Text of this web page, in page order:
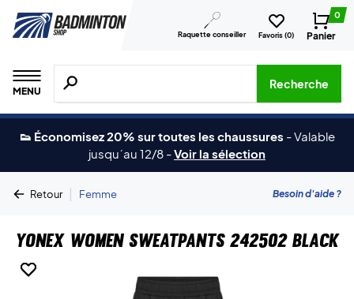
Raquette conseiller Favoris (0)
0
Panier
MENU
Recherche de produits, de marques, etc.
Recherche
👟 Économisez 20% sur toutes les chaussures -Valable
jusqu´au 12/8 -Voir la sélection
Retour | Femme Besoin d'aide ?
Yonex Women Sweatpants 242502 Black